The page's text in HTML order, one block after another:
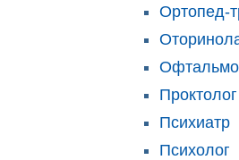
Ортопед-
Проктолог
Психиатр
Психолог